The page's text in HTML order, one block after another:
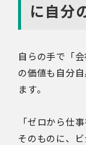
に自分
自らの手で「
の価値も自分
ます。
「ゼロから仕
そのものに、